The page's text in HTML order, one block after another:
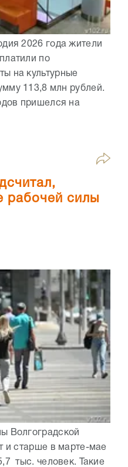
2026 года жители
по
на культурные
113,8 млн рублей.
пришелся на
рабочей силы
Волгоградской
и старше в марте-мае
тыс. человек. Такие